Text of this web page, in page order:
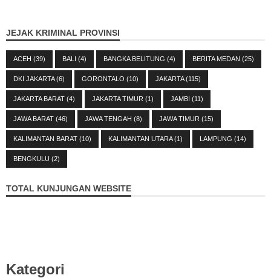
JEJAK KRIMINAL PROVINSI
ACEH (39) BALI (4) BANGKA BELITUNG (4) BERITA MEDAN (25)
DKI JAKARTA(6) GORONTALO (10) JAKARTA(115)
JAKARTA BARAT (4) JAKARTA TIMUR (1) JAMBI (11)
JAWA BARAT (46) JAWA TENGAH (8) JAWA TIMUR (15)
KALIMANTAN BARAT (10) KALIMANTAN UTARA(1) LAMPUNG (14)
BENGKULU (2)
TOTAL KUNJUNGAN WEBSITE
Kategori